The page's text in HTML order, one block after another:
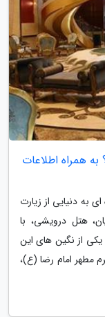
همراه اطلاعات
به دنیایی از زیارت
هتل درویشی، با
از نگین های این
مطهر امام رضا (ع)،